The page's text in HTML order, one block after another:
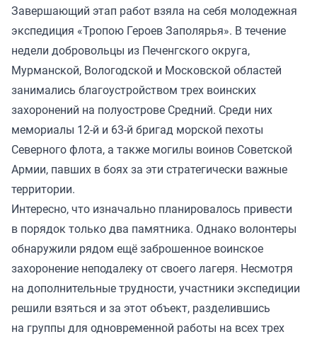
Завершающий этап работ взяла на себя молодежная
экспедиция «Тропою Героев Заполярья». В течение
недели добровольцы из Печенгского округа,
Мурманской, Вологодской и Московской областей
занимались благоустройством трех воинских
захоронений на полуострове Средний. Среди них
мемориалы 12-й и 63-й бригад морской пехоты
Северного флота, а также могилы воинов Советской
Армии, павших в боях за эти стратегически важные
территории.
Интересно, что изначально планировалось привести
в порядок только два памятника. Однако волонтеры
обнаружили рядом ещё заброшенное воинское
захоронение неподалеку от своего лагеря. Несмотря
на дополнительные трудности, участники экспедиции
решили взяться и за этот объект, разделившись
на группы для одновременной работы на всех трех